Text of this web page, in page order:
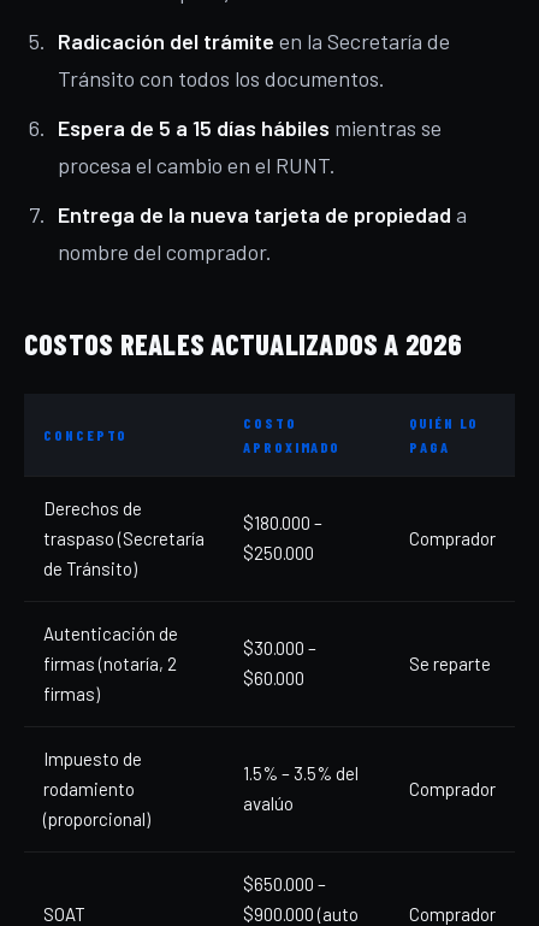
Radicación del trámite en la Secretaría de
Tránsito con todos los documentos.
Espera de 5 a 15 días hábiles mientras se
procesa el cambio en el RUNT.
Entrega de la nueva tarjeta de propiedad a
nombre del comprador.
COSTOS REALES ACTUALIZADOS A 2026
CONCEPTO
COSTO
APROXIMADO
QUIÉN LO
PAGA
Derechos de
traspaso (Secretaría
de Tránsito)
$180.000 –
$250.000
Comprador
Autenticación de
firmas (notaría, 2
firmas)
$30.000 –
$60.000
Se reparte
Impuesto de
rodamiento
(proporcional)
1.5% – 3.5% del
avalúo
Comprador
SOAT
$650.000 –
$900.000 (auto
Comprador